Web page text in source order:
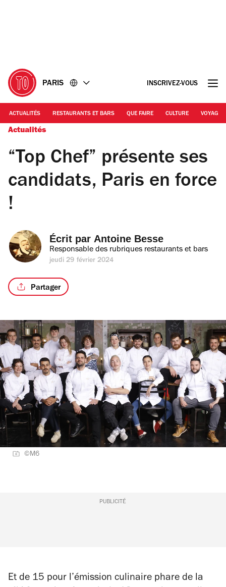
PARIS INSCRIVEZ-VOUS
ACTUALITÉS RESTAURANTS ET BARS QUE FAIRE CULTURE VOYAGE
Actualités
“Top Chef” présente ses
candidats, Paris en force
!
Écrit par Antoine Besse
Responsable des rubriques restaurants et bars
jeudi 29 février 2024
Partager
©M6
PUBLICITÉ
Et de 15 pour l’émission culinaire phare de la